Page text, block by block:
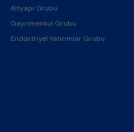
Altyapı Grubu
Gayrimenkul Grubu
Endüstriyel Yatırımlar Grubu